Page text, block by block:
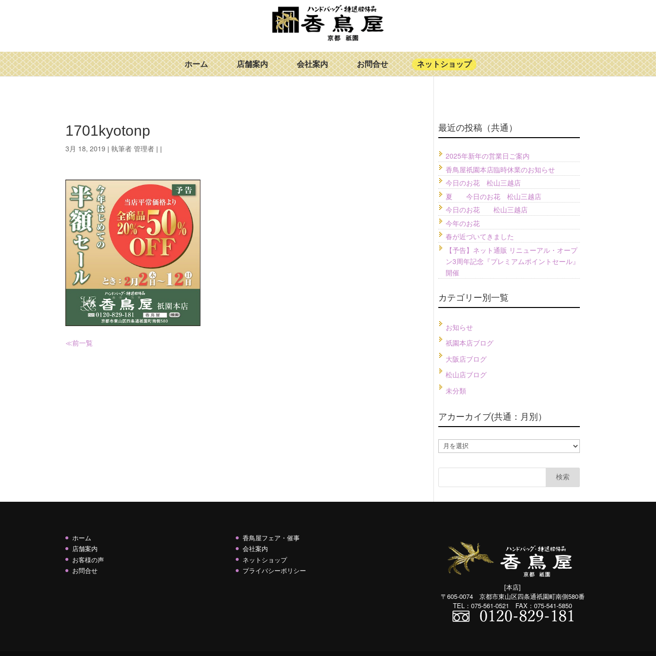
ホーム 店舗案内 会社案内 お問合せ ネットショップ
1701kyotonp
3月 18, 2019 | 執筆者管理者 | |
≪前一覧
最近の投稿（共通）
2025年新年の営業日ご案内
香鳥屋祇園本店臨時休業のお知らせ
今日のお花 松山三越店
夏 今日のお花 松山三越店
今日のお花 松山三越店
今年のお花
春が近づいてきました
【予告】ネット通販 リニューアル・オープ
ン3周年記念『プレミアムポイントセール』
開催
カテゴリー別一覧
お知らせ
祇園本店ブログ
大阪店ブログ
松山店ブログ
未分類
アカーカイブ(共通：月別）
カ
ー
イ
ブ
別）
ホーム
香鳥屋フェア・催事
店舗案内
会社案内
お客様の声
ネットショップ
お問合せ
プライバシーポリシー
[本店]
〒605-0074 京都市東山区四条通祇園町南側580番
TEL：075-561-0521 FAX：075-541-5850